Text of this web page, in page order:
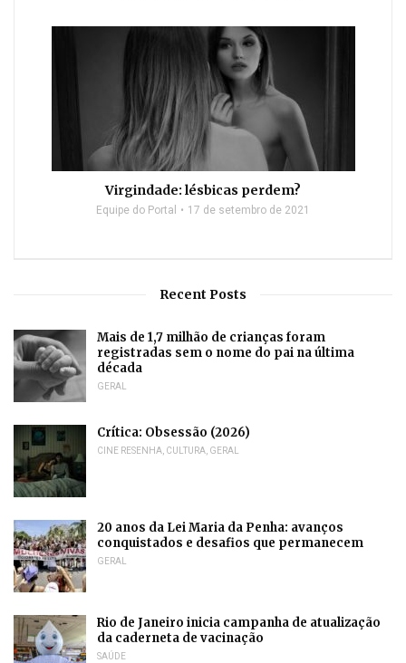
Virgindade: lésbicas perdem?
Equipe do Portal 17 de setembro de 2021
Recent Posts
Mais de 1,7 milhão de crianças foram
registradas sem o nome do pai na última
década
GERAL
Crítica: Obsessão (2026)
CINE RESENHA, CULTURA, GERAL
20 anos da Lei Maria da Penha: avanços
conquistados e desafios que permanecem
GERAL
Rio de Janeiro inicia campanha de atualização
da caderneta de vacinação
SAÚDE